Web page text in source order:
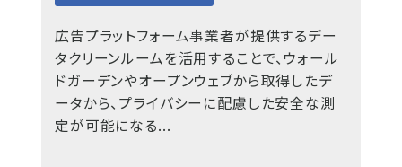
広告プラットフォーム事業者が提供するデー
タクリーンルームを活用することで、ウォール
ドガーデンやオープンウェブから取得したデ
ータから、プライバシーに配慮した安全な測
定が可能になる...